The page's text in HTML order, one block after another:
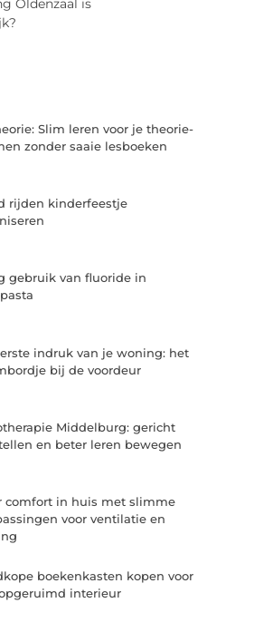
Oldenzaal is
Slim leren voor je theorie-
zonder saaie lesboeken
rijden kinderfeestje
gebruik van fluoride in
indruk van je woning: het
bij de voordeur
Middelburg: gericht
en beter leren bewegen
comfort in huis met slimme
voor ventilatie en
boekenkasten kopen voor
interieur